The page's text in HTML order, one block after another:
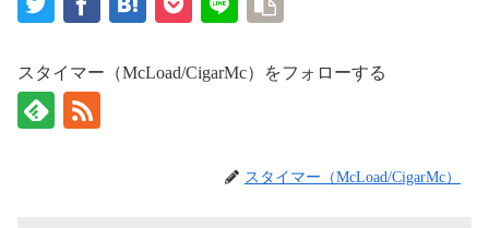
スタイマー（McLoad/CigarMc）をフォローする
スタイマー（McLoad/CigarMc）